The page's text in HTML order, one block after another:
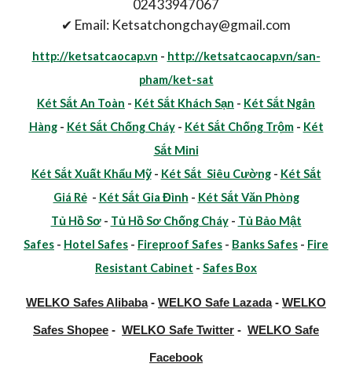
02433947067
✔ Email: Ketsatchongchay@gmail.com
http://ketsatcaocap.vn - http://ketsatcaocap.vn/san-
pham/ket-sat
Két Sắt An Toàn - Két Sắt Khách Sạn - Két Sắt Ngân
Hàng- Két Sắt Chống Cháy- Két Sắt Chống Trộm- Két
Sắt Mini
Két Sắt Xuất Khẩu Mỹ- Két Sắt Siêu Cường- Két Sắt
Giá Rẻ- Két Sắt Gia Đình - Két Sắt Văn Phòng
Tủ Hồ Sơ- Tủ Hồ Sơ Chống Cháy- Tủ Bảo Mật
Safes - Hotel Safes - Fireproof Safes - Banks Safes - Fire
Resistant Cabinet - Safes Box
WELKO Safes Alibaba- WELKO Safe Lazada- WELKO
Safes Shopee - WELKO Safe Twitter - WELKO Safe
Facebook